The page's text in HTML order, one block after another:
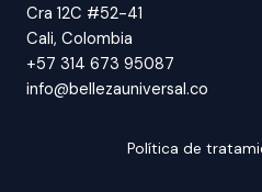
Cra 12C #52-41
Cali, Colombia
+57 314 673 95087
info@bellezauniversal.co
Política de